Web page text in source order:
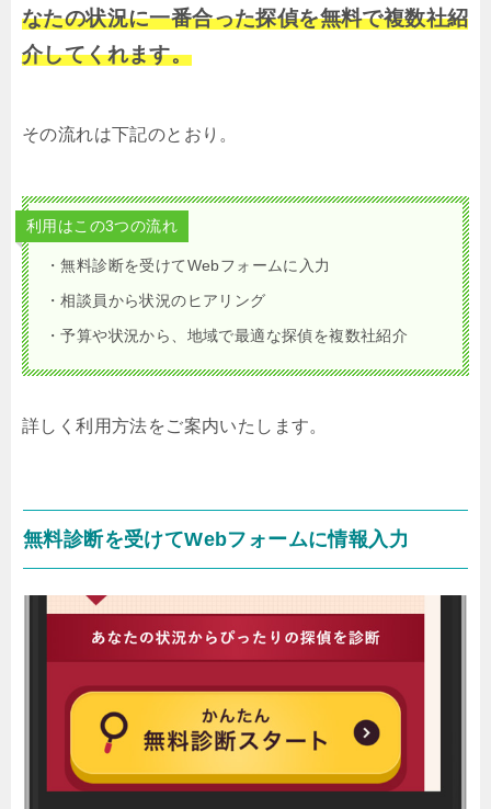
なたの状況に一番合った探偵を無料で複数社紹
介してくれます。
その流れは下記のとおり。
利用はこの3つの流れ
・無料診断を受けてWebフォームに入力
・相談員から状況のヒアリング
・予算や状況から、地域で最適な探偵を複数社紹介
詳しく利用方法をご案内いたします。
無料診断を受けてWebフォームに情報入力